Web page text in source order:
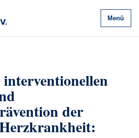
Menü
der